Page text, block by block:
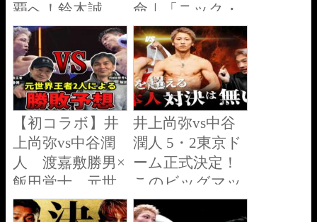
覇へ！鈴木誠
也・吉田正尚も
全体練習に参加
【2/27 侍ジャパ
ン強化試合 日本
vs. 中日】
WBC2026
命｜「ニック・
ボール vs. ブラ
ンドン・フィゲ
ロア」を分析
【世界で最も分
かりやすい解
説】
【初コラボ】井
上尚弥vs中谷潤
人 渡嘉敷勝男×
飯田覚士、元世
界王者が語る勝
井上尚弥vs中谷
潤人 5・2東京ド
ーム正式決定！
このビッグマッ
チの偉大さとボ